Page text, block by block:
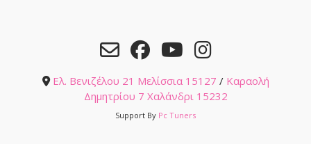
Ελ. Βενιζέλου 21 Μελίσσια 15127 / Καραολή
Δημητρίου 7 Χαλάνδρι 15232
Support By Pc Tuners